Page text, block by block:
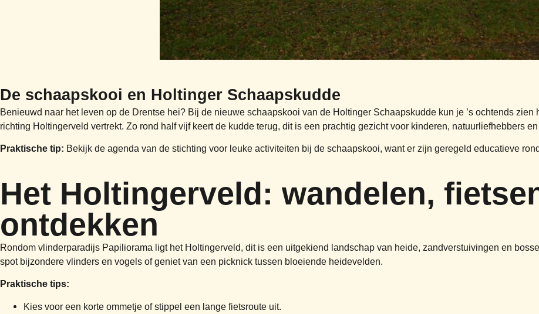
De schaapskooi en Holtinger Schaapskudde
Benieuwd naar het leven op de Drentse hei? Bij de nieuwe schaapskooi van de Holtinger Schaapskudde kun je ’s ochtends
richting Holtingerveld vertrekt. Zo rond half vijf keert de kudde terug, dit is een prachtig gezicht voor kinderen, natuurliefhebbers
Praktische tip: Bekijk de agenda van de stichting voor leuke activiteiten bij de schaapskooi, want er zijn geregeld educatieve
Het Holtingerveld: wandelen,
ontdekken
Rondom vlinderparadijs Papiliorama ligt het Holtingerveld, dit is een uitgekiend landschap van heide, zandverstuivingen en
spot bijzondere vlinders en vogels of geniet van een picknick tussen bloeiende heidevelden.
Praktische tips:
Kies voor een korte ommetje of stippel een lange fietsroute uit.